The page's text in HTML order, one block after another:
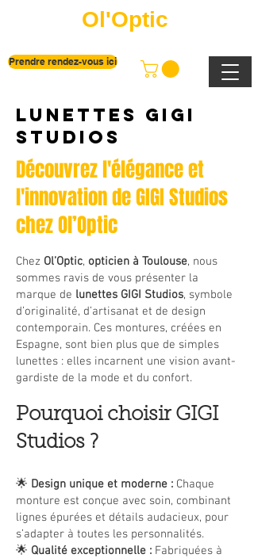
Prendre rendez-vous ici
Ol'Optic
Lunettes GIGI
STUDIOS
Découvrez l'élégance et
l'innovation de GIGI Studios
chez Ol’Optic
Chez Ol’Optic, opticien à Toulouse, nous
sommes ravis de vous présenter la
marque de lunettes GIGI Studios, symbole
d’originalité, d’artisanat et de design
contemporain. Ces montures, créées en
Espagne, sont bien plus que de simples
lunettes : elles incarnent une vision avant-
gardiste de la mode et du confort.
Pourquoi choisir GIGI
Studios ?
🌟 Design unique et moderne : Chaque
monture est conçue avec soin, combinant
lignes épurées et détails audacieux, pour
s’adapter à toutes les personnalités.
🌟 Qualité exceptionnelle : Fabriquées à